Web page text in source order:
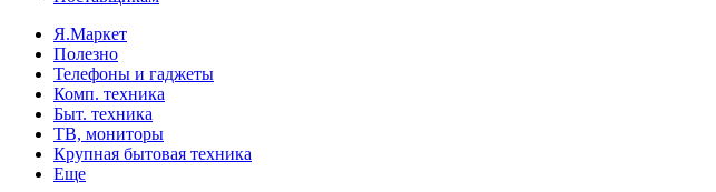
Я.Маркет
Полезно
Телефоны и гаджеты
Комп. техника
Быт. техника
ТВ, мониторы
Крупная бытовая техника
Еще